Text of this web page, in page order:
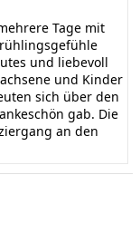
Tage mit
und liebevoll
und Kinder
sich über den
gab. Die
an den